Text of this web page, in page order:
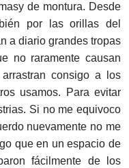
de montura. Desde
por las orillas del
a diario grandes tropas
no raramente causan
consigo a los
usamos. Para evitar
Si no me equivoco
nuevamente no me
que en un espacio de
fácilmente de los